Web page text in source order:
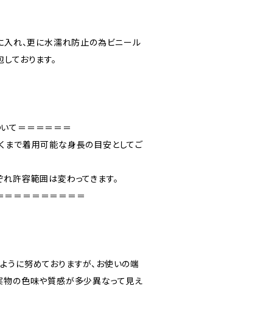
れ、更に水濡れ防止の為ビニール
ております。
て＝＝＝＝＝＝
まで着用可能な身長の目安としてご
許容範囲は変わってきます。
＝＝＝＝＝＝＝＝＝
に努めておりますが、お使いの端
物の色味や質感が多少異なって見え